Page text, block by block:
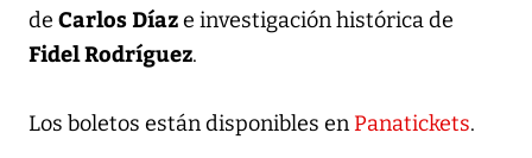
de Carlos Díaze investigación histórica de
Fidel Rodríguez.
Los boletos están disponibles enPanatickets.